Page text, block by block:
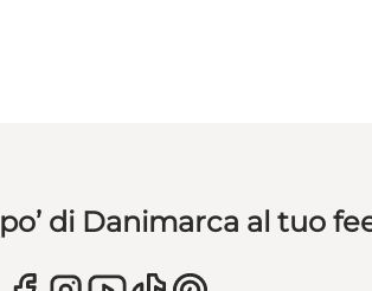
di Danimarca al tuo